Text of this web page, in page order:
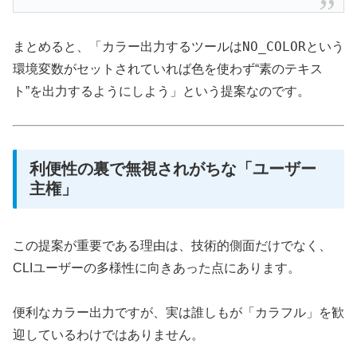
まとめると、「カラー出力するツールはNO_COLORという
環境変数がセットされていれば色を使わず“素のテキス
ト”を出力するようにしよう」という提案なのです。
利便性の裏で無視されがちな「ユーザー
主権」
この提案が重要である理由は、技術的側面だけでなく、
CLIユーザーの多様性に向きあった点にあります。
便利なカラー出力ですが、実は誰しもが「カラフル」を歓
迎しているわけではありません。